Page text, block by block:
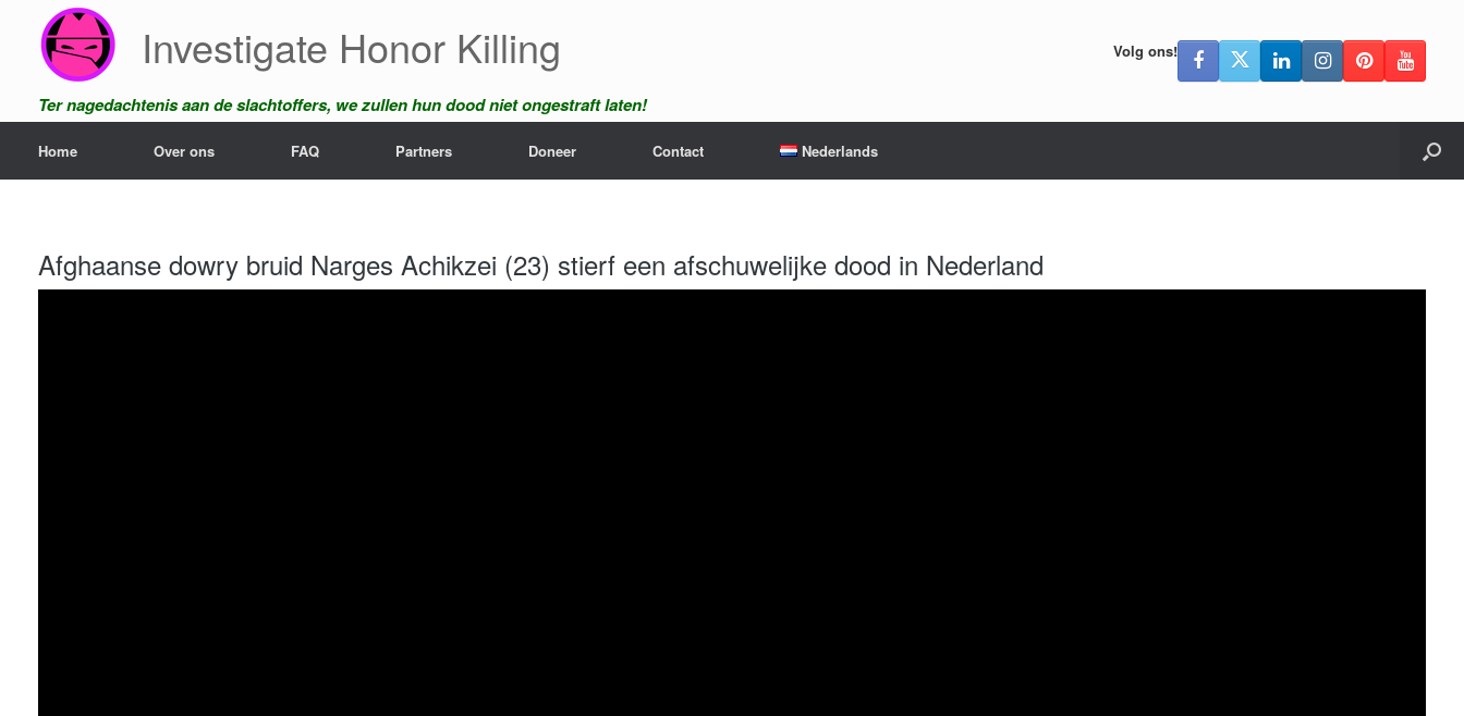
Investigate Honor Killing
Ter nagedachtenis aan de slachtoffers, we zullen hun dood niet ongestraft laten!
Volg ons!
Home Over ons FAQ Partners Doneer Contact Nederlands
Afghaanse dowry bruid Narges Achikzei (23) stierf een afschuwelijke dood in Nederland